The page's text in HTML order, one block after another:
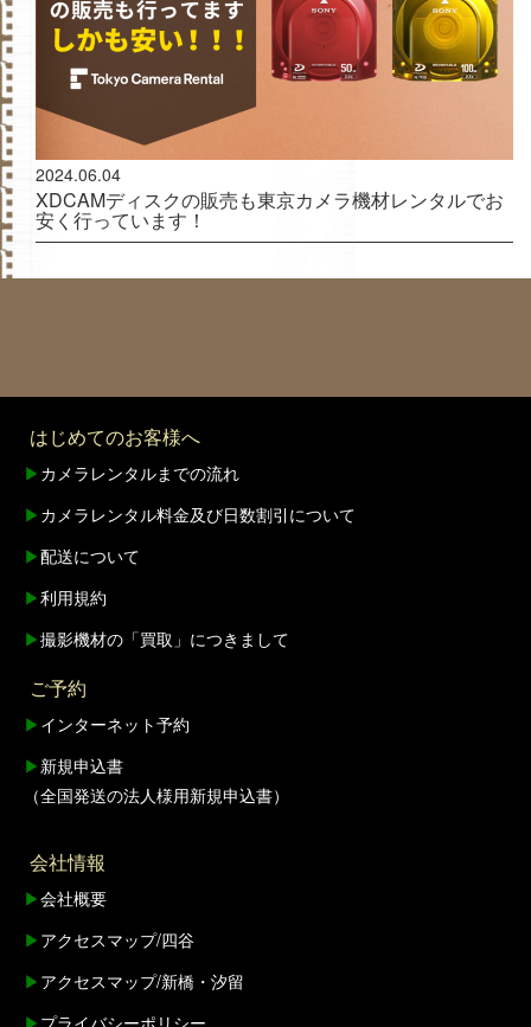
2024.06.04
XDCAMディスクの販売も東京カメラ機材レンタルでお
安く行っています！
はじめてのお客様へ
▶ カメラレンタルまでの流れ
▶ カメラレンタル料金及び日数割引について
▶配送について
▶利用規約
▶撮影機材の「買取」につきまして
ご予約
▶ インターネット予約
▶ 新規申込書
（全国発送の法人様用新規申込書）
会社情報
▶会社概要
▶ アクセスマップ/四谷
▶ アクセスマップ/新橋・汐留